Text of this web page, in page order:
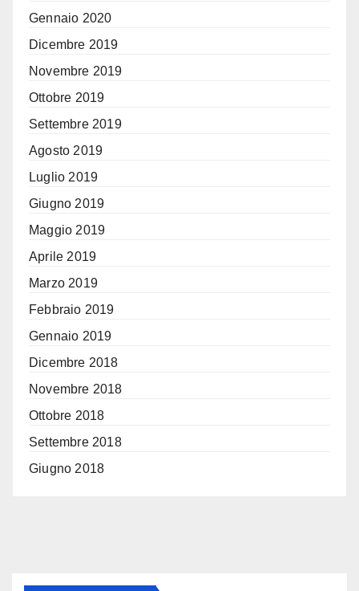
Gennaio 2020
Dicembre 2019
Novembre 2019
Ottobre 2019
Settembre 2019
Agosto 2019
Luglio 2019
Giugno 2019
Maggio 2019
Aprile 2019
Marzo 2019
Febbraio 2019
Gennaio 2019
Dicembre 2018
Novembre 2018
Ottobre 2018
Settembre 2018
Giugno 2018